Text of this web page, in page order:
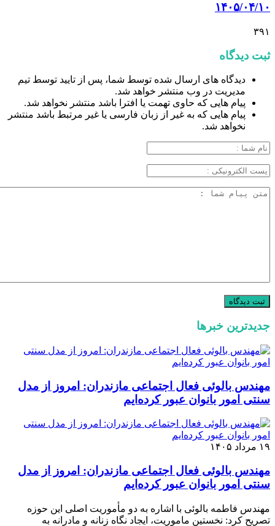
۱۴۰۵/۰۴/۱۰
۳۹۱
ثبت دیدگاه
دیدگاه های ارسال شده توسط شما، پس از تایید توسط تیم
مدیریت در وب منتشر خواهد شد.
پیام هایی که حاوی تهمت یا افترا باشد منتشر نخواهد شد.
پیام هایی که به غیر از زبان فارسی یا غیر مرتبط باشد منتشر
نخواهد شد.
جدیدترین خبرها
مهندس بالوئی فعال اجتماعی مازندران: امروز از مدل
سنتی امور بانوان عبور کرده‌ایم
۱۹ مرداد ۱۴۰۵
مهندس بالوئی فعال اجتماعی مازندران: امروز از مدل
سنتی امور بانوان عبور کرده‌ایم
مهندس فاطمه بالوئی با اشاره به دو مأموریت اصلی این حوزه
تصریح کرد: نخستین ماموریت، ایجاد نگاه زنانه و مادرانه به